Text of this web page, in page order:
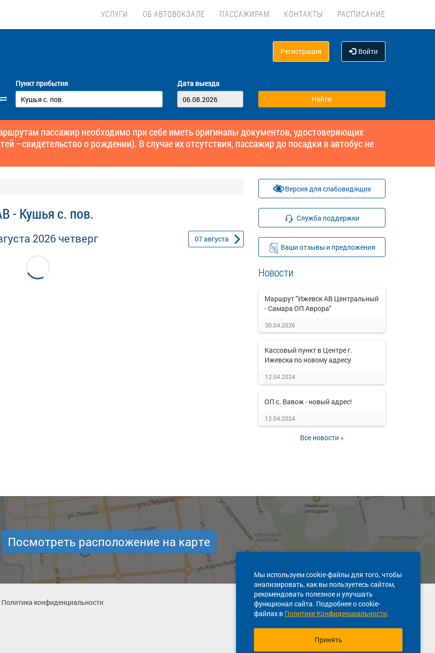
УСЛУГИ ОБ АВТОВОКЗАЛЕ ПАССАЖИРАМ КОНТАКТЫ РАСПИСАНИЕ
Регистрация Войти
Пункт прибытия Дата выезда
пассажир необходимо при себе иметь оригиналы документов, удостоверяющих
–свидетельство о рождении). В случае их отсутствия, пассажир до посадки в автобус не
- Кушья с. пов.
2026 четверг 07августа
Версия для слабовидящих
Служба поддержки
Ваши отзывы и предложения
Новости
Маршрут "Ижевск АВ Центральный
- Самара ОП Аврора"
30.04.2026
Кассовый пункт в Центре г.
Ижевска по новому адресу
12.04.2024
ОП с. Вавож - новый адрес!
12.04.2024
Все новости »
Мы используем cookie-файлы для того, чтобы
анализировать, как вы пользуетесь сайтом,
рекомендовать полезное и улучшать
функционал сайта. Подробнее о cookie-
файлах в Политике Конфиденциальности.
Принять
Посмотреть расположение на карте
Политика конфиденциальности Техническая поддержка сайта
8 800 600-03-38